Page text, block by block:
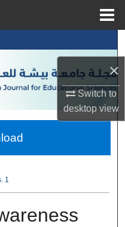
×
Switch to
desktopview
1